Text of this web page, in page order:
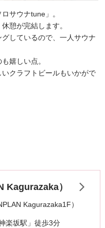
サウナtune」。
憩が完結します。
しているので、一人サウナ
嬉しい点。
クラフトビールもいかがで